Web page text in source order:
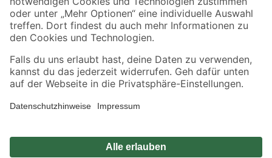
Alle Preisangaben in EUR inkl. gesetzl. MwSt.. Die dargestellten Angebote sind unter
Umständen nicht in allen Märkten verfügbar. Die angegebenen Verfügbarkeiten beziehen
Produkte nur solange der Vorrat reicht.
*Paketversand ab 59 € versandkostenfrei, gilt nicht für Artikel mit Speditionsversand, hier
Privatsphäre Impressum